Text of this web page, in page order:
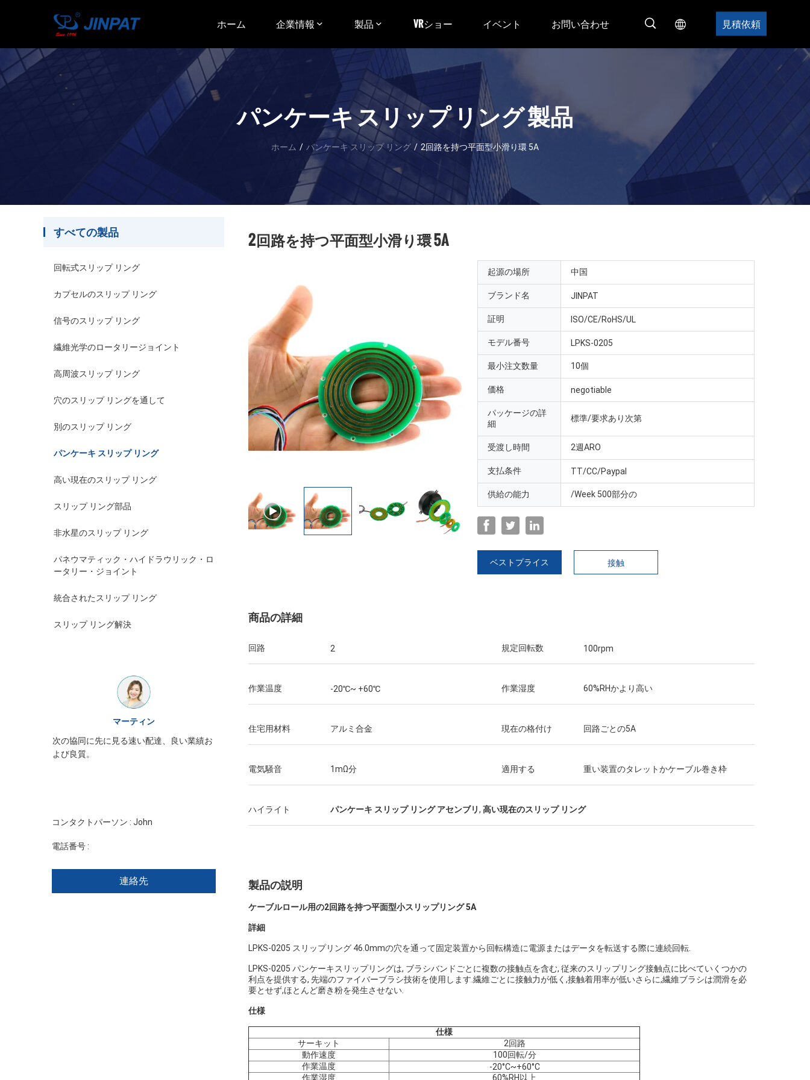
ホーム 企業情報 製品 VRショー イベント お問い合わせ 見積依頼
パンケーキ スリップ リング 製品
ホーム / パンケーキ スリップ リング / 2回路を持つ平面型小滑り環 5A
すべての製品
回転式スリップ リング
カプセルのスリップ リング
信号のスリップ リング
繊維光学のロータリージョイント
高周波スリップ リング
穴のスリップ リングを通して
別のスリップ リング
パンケーキ スリップ リング
高い現在のスリップ リング
スリップ リング部品
非水星のスリップ リング
パネウマティック・ハイドラウリック・ロ
ータリー・ジョイント
統合されたスリップ リング
スリップ リング解決
ービス熱意、再度来る必要性注意深く詰ま
る
コンタクトパーソン : John
電話番号 :
連絡先
2回路を持つ平面型小滑り環 5A
起源の場所 中国
ブランド名 JINPAT
証明 ISO/CE/RoHS/UL
モデル番号 LPKS-0205
最小注文数量 10個
価格 negotiable
パッケージの詳
細
標準/要求あり次第
受渡し時間 2週ARO
支払条件 TT/CC/Paypal
供給の能力 /Week 500部分の
ベストプライス 接触
商品の詳細
回路 2 規定回転数 100rpm
作業温度 -20℃~ +60℃ 作業湿度 60%RHかより高い
住宅用材料 アルミ合金 現在の格付け 回路ごとの5A
電気騒音 1mΩ分 適用する 重い装置のタレットかケーブル巻き枠
ハイライト パンケーキ スリップ リング アセンブリ, 高い現在のスリップ リング
製品の説明
ケーブルロール用の2回路を持つ平面型小スリップリング 5A
詳細
LPKS-0205 スリップリング 46.0mmの穴を通って固定装置から回転構造に電源またはデータを転送する際に連続回転.
LPKS-0205 パンケーキスリップリングは, ブラシバンドごとに複数の接触点を含む, 従来のスリップリング接触点に比べていくつかの
利点を提供する, 先端のファイバーブラシ技術を使用します.繊維ごとに接触力が低く,接触着用率が低いさらに,繊維ブラシは潤滑を必
要とせず,ほとんど磨き粉を発生させない.
仕様
仕様
サーキット
2回路
動作速度
100回転/分
作業温度
-20°C~+60°C
作業湿度
60%RH以上